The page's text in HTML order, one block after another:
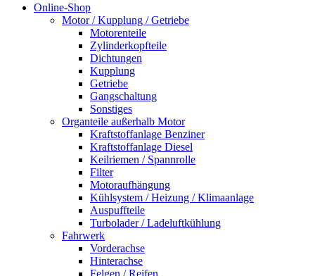
Online-Shop
Motor / Kupplung / Getriebe
Motorenteile
Zylinderkopfteile
Dichtungen
Kupplung
Getriebe
Gangschaltung
Sonstiges
Organteile außerhalb Motor
Kraftstoffanlage Benziner
Kraftstoffanlage Diesel
Keilriemen / Spannrolle
Filter
Motoraufhängung
Kühlsystem / Heizung / Klimaanlage
Auspuffteile
Turbolader / Ladeluftkühlung
Fahrwerk
Vorderachse
Hinterachse
Felgen / Reifen